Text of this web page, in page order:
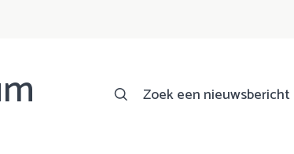
Zoek een nieuwsbericht